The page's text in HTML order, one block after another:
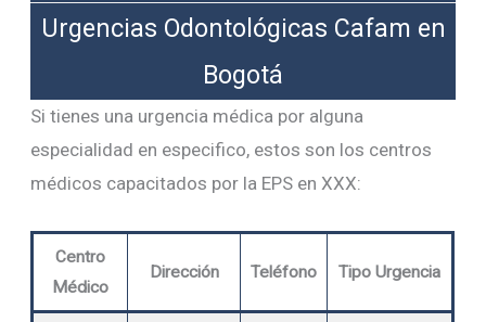
Urgencias Odontológicas Cafam en
Bogotá
Si tienes una urgencia médica por alguna
especialidad en especifico, estos son los centros
médicos capacitados por la EPS en XXX:
Centro
Médico
Dirección Teléfono Tipo Urgencia